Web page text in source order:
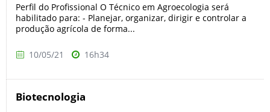
Perfil do Profissional O Técnico em Agroecologia será
habilitado para: - Planejar, organizar, dirigir e controlar a
produção agrícola de forma...
10/05/21 16h34
Biotecnologia